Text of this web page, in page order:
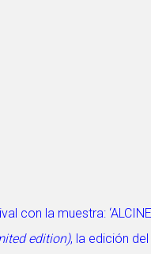
con la muestra:
edition), la edición